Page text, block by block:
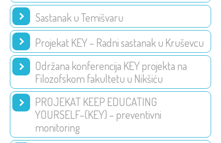
Sastanak u Temišvaru
Projekat KEY – Radni sastanak u Kruševcu
Održana konferencija KEY projekta na
Filozofskom fakultetu u Nikšiću
PROJEKAT KEEP EDUCATING
YOURSELF–(KEY) – preventivni
monitoring